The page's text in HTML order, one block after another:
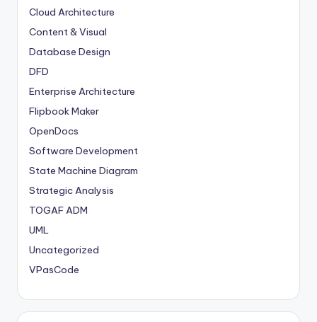
Cloud Architecture
Content & Visual
Database Design
DFD
Enterprise Architecture
Flipbook Maker
OpenDocs
Software Development
State Machine Diagram
Strategic Analysis
TOGAF ADM
UML
Uncategorized
VPasCode